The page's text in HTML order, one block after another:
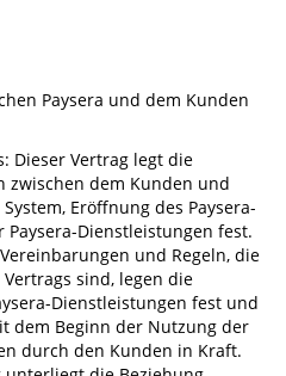
Paysera und dem Kunden
Dieser Vertrag legt die
zwischen dem Kunden und
Eröffnung des Paysera-
Dienstleistungen fest.
und Regeln, die
sind, legen die
Dienstleistungen fest und
dem Beginn der Nutzung der
durch den Kunden in Kraft.